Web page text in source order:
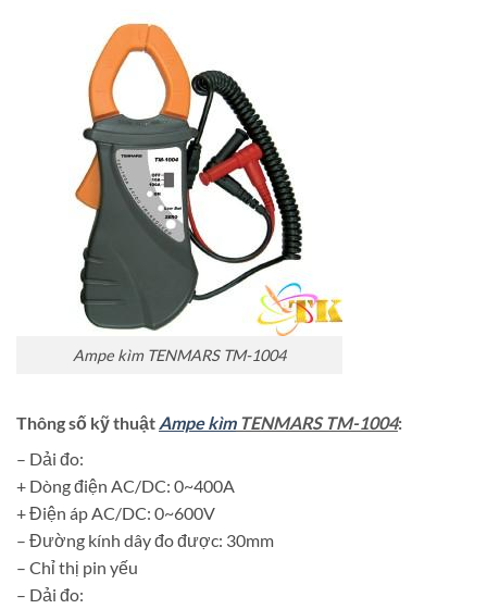
Ampe kìm TENMARS TM-1004
Thông số kỹ thuật Ampe kìmTENMARS TM-1004:
– Dải đo:
+ Dòng điện AC/DC: 0~400A
+ Điện áp AC/DC: 0~600V
– Đường kính dây đo được: 30mm
– Chỉ thị pin yếu
– Dải đo: